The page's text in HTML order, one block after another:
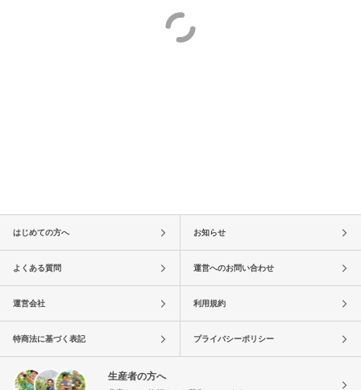
はじめての方へ お知らせ
よくある質問 運営へのお問い合わせ
運営会社 利用規約
特商法に基づく表記 プライバシーポリシー
生産者の方へ